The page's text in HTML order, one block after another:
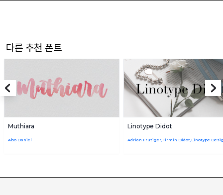
다른 추천 폰트
Muthiara
Abo Daniel
Linotype Didot